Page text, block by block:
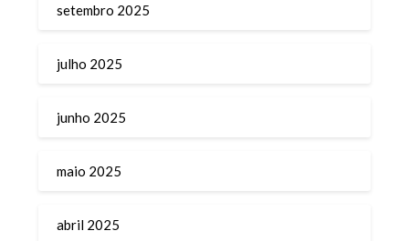
setembro 2025
julho 2025
junho 2025
maio 2025
abril 2025